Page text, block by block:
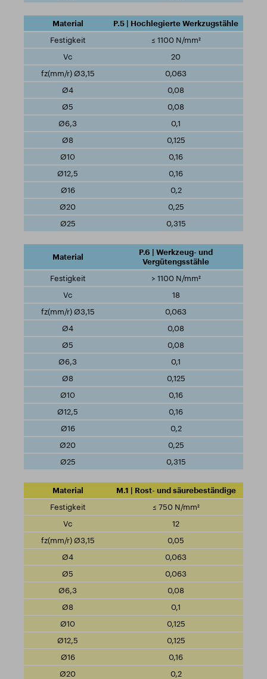
P.5 | Hochlegierte Werkzugstähle
≤ 1100 N/mm²
20
0,063
0,08
0,08
0,1
0,125
0,16
0,16
0,2
0,25
0,315
P.6 | Werkzeug- und
Vergütengsstähle
> 1100 N/mm²
18
0,063
0,08
0,08
0,1
0,125
0,16
0,16
0,2
0,25
0,315
M.1 | Rost- und säurebeständige
≤ 750 N/mm²
12
0,05
0,063
0,063
0,08
0,1
0,125
0,125
0,16
0,2